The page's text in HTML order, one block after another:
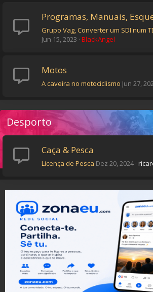
Programas, Manuais,
Grupo Vag, Converter um SDI num
Jun 15, 2023 BlackAngel
Motos
A caveira no motociclismo Jun 27,
Desporto
Caça & Pesca
Licença de Pesca Dez 20, 2024